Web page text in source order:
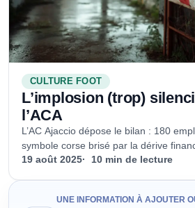
CULTURE FOOT
L’implosion (trop)
l’ACA
L’AC Ajaccio dépose le bilan : 180
symbole corse brisé par la dérive
19 août 2025 10 min de lecture
UNE INFORMATION À AJOUTER